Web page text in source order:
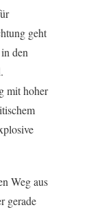
geht
den
mit hoher
Weg aus
gerade